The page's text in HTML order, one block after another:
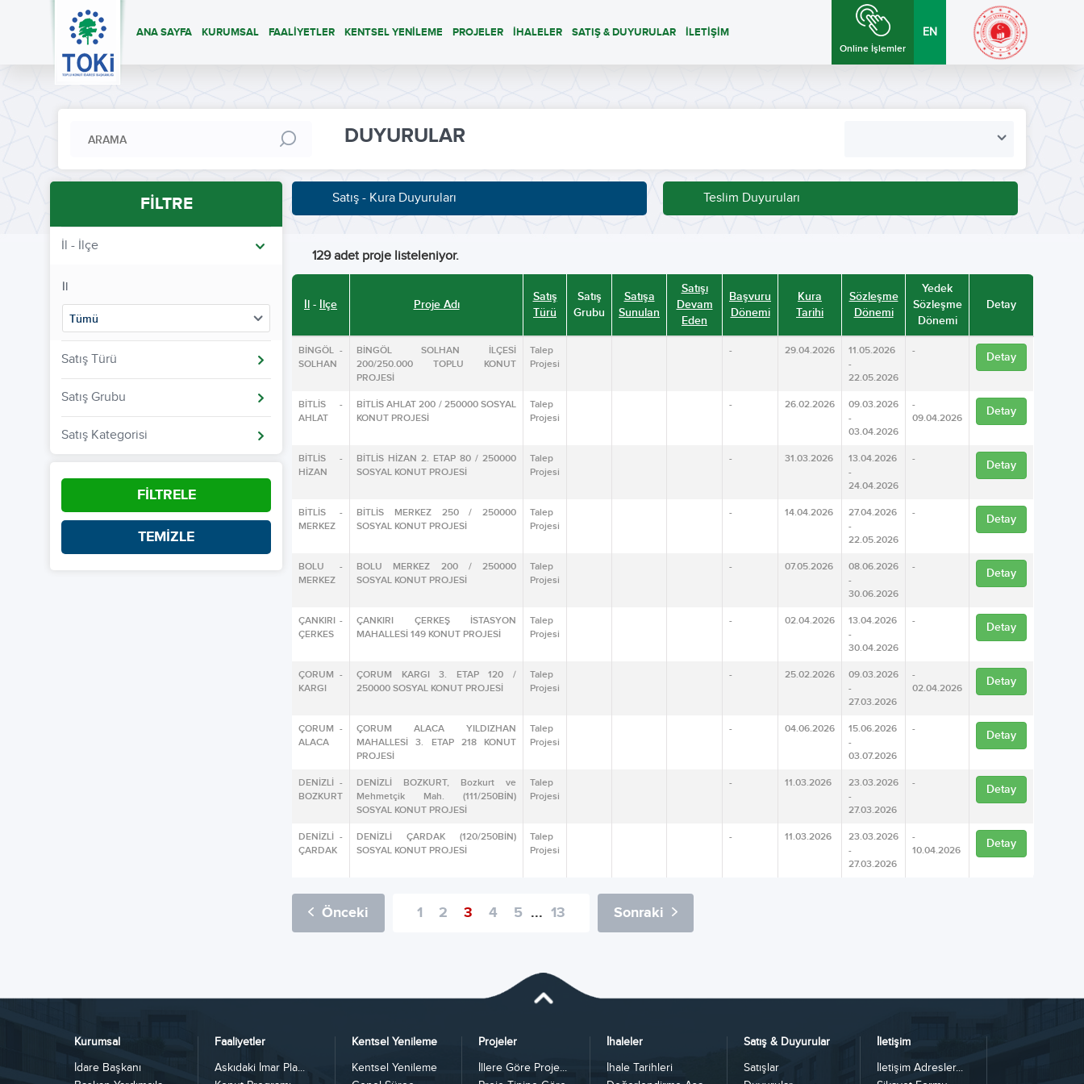
ANA SAYFA KURUMSAL FAALİYETLER KENTSEL YENİLEME PROJELER İHALELER SATIŞ & DUYURULAR İLETİŞİM
Online İşlemler
EN
DUYURULAR
FİLTRE
İl - İlçe
İl
Tümü
Satış Türü
Satış Grubu
Satış Kategorisi
FİLTRELE
TEMİZLE
Satış - Kura Duyuruları Teslim Duyuruları
129 adet proje listeleniyor.
İl - İlçe Proje Adı
Satış
Türü
Satış
Grubu
Satışa
Sunulan
Satışı
Devam
Eden
Başvuru
Dönemi
Kura
Tarihi
Sözleşme
Dönemi
Yedek
Sözleşme
Dönemi
Detay
BİNGÖL -
SOLHAN
BİNGÖL SOLHAN İLÇESİ
200/250.000 TOPLU KONUT
PROJESİ
Talep
Projesi
- 29.04.2026
11.05.2026
-
22.05.2026
- Detay
BİTLİS -
AHLAT
BİTLİS AHLAT 200 / 250000 SOSYAL
KONUT PROJESİ
Talep
Projesi
- 26.02.2026
09.03.2026
-
03.04.2026
-
09.04.2026
Detay
BİTLİS -
HİZAN
BİTLİS HİZAN 2. ETAP 80 / 250000
SOSYAL KONUT PROJESİ
Talep
Projesi
- 31.03.2026
13.04.2026
-
24.04.2026
- Detay
BİTLİS -
MERKEZ
BİTLİS MERKEZ 250 / 250000
SOSYAL KONUT PROJESİ
Talep
Projesi
- 14.04.2026
27.04.2026
-
22.05.2026
- Detay
BOLU -
MERKEZ
BOLU MERKEZ 200 / 250000
SOSYAL KONUT PROJESİ
Talep
Projesi
- 07.05.2026
08.06.2026
-
30.06.2026
- Detay
ÇANKIRI -
ÇERKES
ÇANKIRI ÇERKEŞ İSTASYON
MAHALLESİ 149 KONUT PROJESİ
Talep
Projesi
- 02.04.2026
13.04.2026
-
30.04.2026
- Detay
ÇORUM -
KARGI
ÇORUM KARGI 3. ETAP 120 /
250000 SOSYAL KONUT PROJESİ
Talep
Projesi
- 25.02.2026
09.03.2026
-
27.03.2026
-
02.04.2026
Detay
ÇORUM -
ALACA
ÇORUM ALACA YILDIZHAN
MAHALLESİ 3. ETAP 218 KONUT
PROJESİ
Talep
Projesi
- 04.06.2026
15.06.2026
-
03.07.2026
- Detay
DENİZLİ -
BOZKURT
DENİZLİ BOZKURT, Bozkurt ve
Mehmetçik Mah. (111/250BİN)
SOSYAL KONUT PROJESİ
Talep
Projesi
- 11.03.2026
23.03.2026
-
27.03.2026
- Detay
DENİZLİ -
ÇARDAK
DENİZLİ ÇARDAK (120/250BİN)
SOSYAL KONUT PROJESİ
Talep
Projesi
- 11.03.2026
23.03.2026
-
27.03.2026
-
10.04.2026
Detay
Önceki 1 2 3 4 5 ... 13 Sonraki
Kurumsal
İdare Başkanı
Faaliyetler
Askıdaki İmar Pla...
Kentsel Yenileme
Kentsel Yenileme
Projeler
İllere Göre Proje...
İhaleler
İhale Tarihleri
Satış & Duyurular
Satışlar
İletişim
İletişim Adresler...